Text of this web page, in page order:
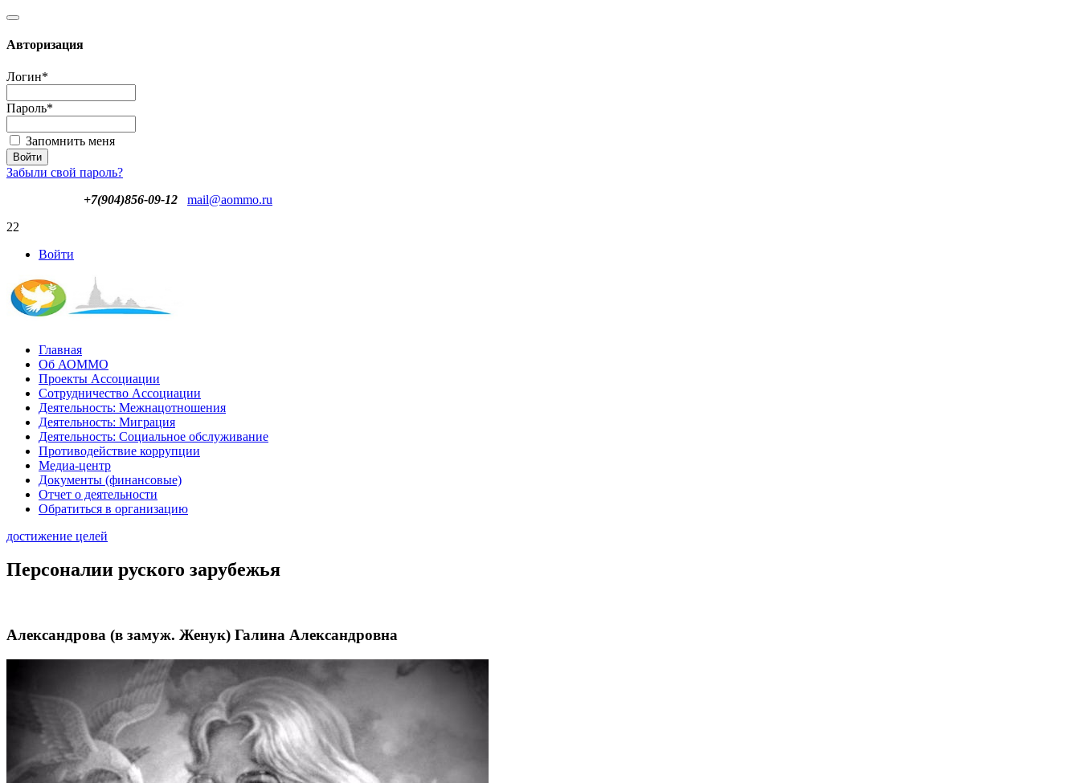
Авторизация
Логин*
Пароль*
Запомнить меня
Забыли свой пароль?
+7(904)856-09-12
mail@aommo.ru
22
Войти
Главная
Об АОММО
Проекты Ассоциации
Сотрудничество Ассоциации
Деятельность: Межнацотношения
Деятельность: Миграция
Деятельность: Социальное обслуживание
Противодействие коррупции
Медиа-центр
Документы (финансовые)
Отчет о деятельности
Обратиться в организацию
достижение целей
Персоналии руского зарубежья
Александрова (в замуж. Женук) Галина Александровна